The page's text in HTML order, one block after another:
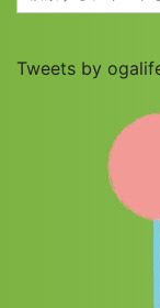
Tweets by